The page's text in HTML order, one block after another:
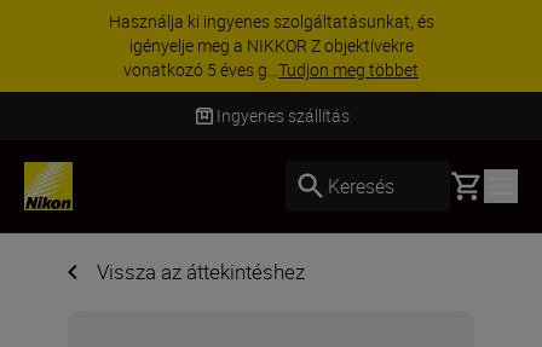
Használja ki ingyenes szolgáltatásunkat, és
igényelje meg a NIKKOR Z objektívekre
vonatkozó 5 éves g...Tudjon meg többet
Ingyenes szállítás
Keresés Basket
Vissza az áttekintéshez